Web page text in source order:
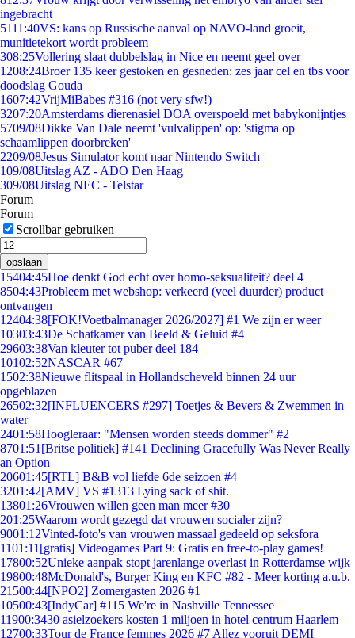
ingebracht
5111:40VS: kans op Russische aanval op NAVO-land groeit,
munitietekort wordt probleem
308:25Vollering slaat dubbelslag in Nice en neemt geel over
1208:24Broer 135 keer gestoken en gesneden: zes jaar cel en tbs voor
doodslag Gouda
1607:42VrijMiBabes #316 (not very sfw!)
3207:20Amsterdams dierenasiel DOA overspoeld met babykonijntjes
5709/08Dikke Van Dale neemt 'vulvalippen' op: 'stigma op
schaamlippen doorbreken'
2209/08Jesus Simulator komt naar Nintendo Switch
109/08Uitslag AZ - ADO Den Haag
309/08Uitslag NEC - Telstar
Forum
Forum
Scrollbar gebruiken
opslaan
15404:45Hoe denkt God echt over homo-seksualiteit? deel 4
8504:43Probleem met webshop: verkeerd (veel duurder) product
ontvangen
12404:38[FOK!Voetbalmanager 2026/2027] #1 We zijn er weer
10303:43De Schatkamer van Beeld & Geluid #4
29603:38Van kleuter tot puber deel 184
10102:52NASCAR #67
1502:38Nieuwe flitspaal in Hollandscheveld binnen 24 uur
opgeblazen
26502:32[INFLUENCERS #297] Toetjes & Bevers & Zwemmen in
water
2401:58Hoogleraar: "Mensen worden steeds dommer" #2
8701:51 [Britse politiek] #141 Declining Gracefully Was Never Really
an Option
20601:45[RTL] B&B vol liefde 6de seizoen #4
3201:42[AMV] VS #1313 Lying sack of shit.
13801:26Vrouwen willen geen man meer #30
201:25Waarom wordt gezegd dat vrouwen socialer zijn?
9001:12Vinted-foto's van vrouwen massaal gedeeld op seksfora
1101:11 [gratis] Videogames Part 9: Gratis en free-to-play games!
17800:52Unieke aanpak stopt jarenlange overlast in Rotterdamse wijk
19800:48McDonald's, Burger King en KFC #82 - Meer korting a.u.b.
21500:44[NPO2] Zomergasten 2026 #1
10500:43[IndyCar] #115 We're in Nashville Tennessee
11900:3430 asielzoekers kosten 1 miljoen in hotel centrum Haarlem
12700:33Tour de France femmes 2026 #7 Allez vooruit DEMI